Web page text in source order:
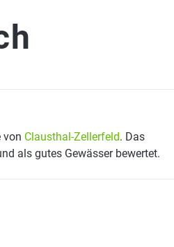
von Clausthal-Zellerfeld. Das
als gutes Gewässer bewertet.